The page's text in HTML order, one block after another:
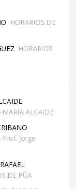
HORARIOS DE
HORARIOS
ALCAIDE
Jorge
DE PÚA